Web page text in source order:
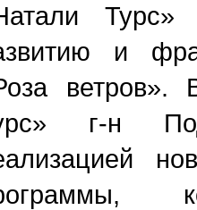
Турс»
и
ветров».
г-н